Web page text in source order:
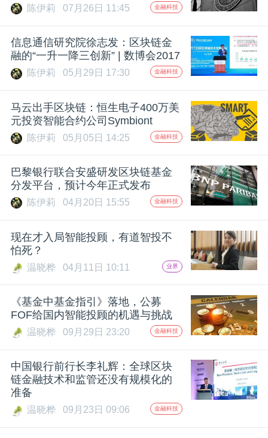
陈伊莉 07月26日 11:45 金融科技
信息通信研究院徐志发：区块链金
融的“一升一降三创新” | 数博会2017
陈伊莉 05月29日 17:30 金融科技
马云出手区块链：恒生电子400万美
元投资智能合约公司Symbiont
陈伊莉 05月05日 14:25 金融科技
巴黎银行联合安盛研发区块链基金
分发平台，预计今年正式发布
陈伊莉 04月20日 15:55 金融科技
现在才入局智能投顾，有道智投不
怕死？
温晓桦 04月11日 10:11 业界
《基金中基金指引》落地，公募
FOF给国内智能投顾的机遇与挑战
温晓桦 09月29日 23:20 金融科技
中国银行前行长李礼辉：全球区块
链金融技术和监管还没有规模化的
准备
温晓桦 09月23日 09:06 金融科技